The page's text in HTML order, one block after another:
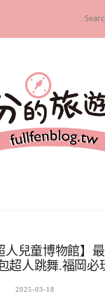
人兒童博物館】
超人跳舞.福岡必
2025-03-18